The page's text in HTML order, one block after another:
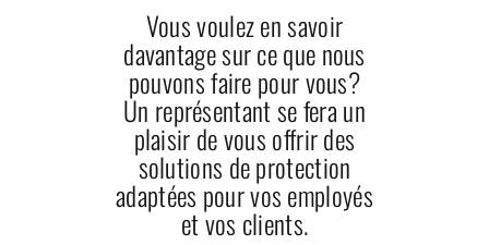
Vous voulez en savoir
davantage sur ce que nous
pouvons faire pour vous?
Un représentant se fera un
plaisir de vous offrir des
solutions de protection
adaptées pour vos employés
et vos clients.